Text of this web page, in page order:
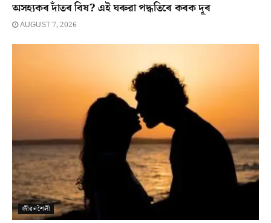
অসহ্যকৰ দাঁতৰ বিষ? এই ঘৰুৱা পদ্ধতিৰে কৰক দূৰ
AUGUST 7, 2026
জীৱনশৈলী